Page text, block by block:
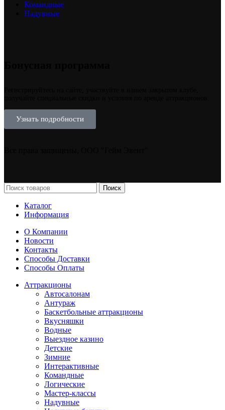
Командные
Надувные
Узнать подробности
Поиск
Каталог
Информация
О Компании
Новости
Контакты
Способы Доставки
Способы Оплаты
Аттракционы
Автосалонам
Антураж
Баскетбольные аттракционы
Вкусняшки
Водные
Выездное казино
Детские
Зимние
Интерактивные
Командные
Логические
Мастер-классы
Надувные